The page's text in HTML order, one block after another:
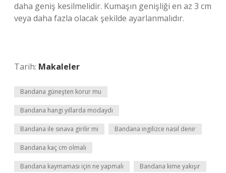
daha geniş kesilmelidir. Kumaşın genişliği en az 3 cm
veya daha fazla olacak şekilde ayarlanmalıdır.
Tarih: Makaleler
Bandana güneşten korur mu
Bandana hangi yıllarda modaydı
Bandana ile sınava girilir mi Bandana ingilizce nasıl denir
Bandana kaç cm olmalı
Bandana kaymaması için ne yapmalı Bandana kime yakışır